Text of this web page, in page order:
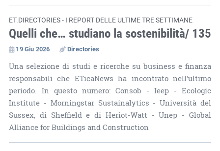
ET.DIRECTORIES - I REPORT DELLE ULTIME TRE SETTIMANE
Quelli che… studiano la sostenibilità/ 135
19 Giu 2026 Directories
Una selezione di studi e ricerche su business e finanza
responsabili che ETicaNews ha incontrato nell'ultimo
periodo. In questo numero: Consob - Ieep - Ecologic
Institute - Morningstar Sustainalytics - Università del
Sussex, di Sheffield e di Heriot-Watt - Unep - Global
Alliance for Buildings and Construction